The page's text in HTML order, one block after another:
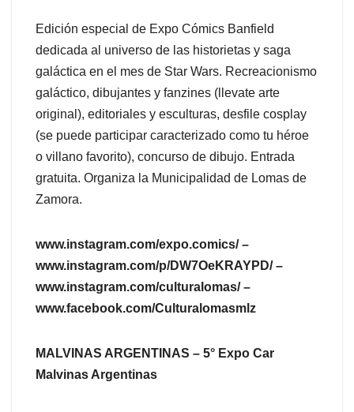
Edición especial de Expo Cómics Banfield
dedicada al universo de las historietas y saga
galáctica en el mes de Star Wars. Recreacionismo
galáctico, dibujantes y fanzines (llevate arte
original), editoriales y esculturas, desfile cosplay
(se puede participar caracterizado como tu héroe
o villano favorito), concurso de dibujo. Entrada
gratuita. Organiza la Municipalidad de Lomas de
Zamora.
www.instagram.com/expo.comics/ –
www.instagram.com/p/DW7OeKRAYPD/ –
www.instagram.com/culturalomas/ –
www.facebook.com/Culturalomasmlz
MALVINAS ARGENTINAS – 5° Expo Car
Malvinas Argentinas